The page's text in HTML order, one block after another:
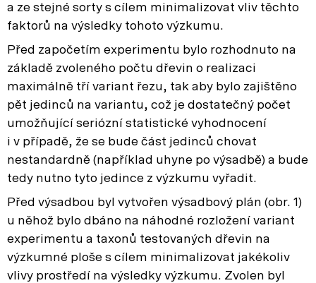
a ze stejné sorty s cílem minimalizovat vliv těchto
faktorů na výsledky tohoto výzkumu.
Před započetím experimentu bylo rozhodnuto na
základě zvoleného počtu dřevin o realizaci
maximálně tří variant řezu, tak aby bylo zajištěno
pět jedinců na variantu, což je dostatečný počet
umožňující seriózní statistické vyhodnocení
i v případě, že se bude část jedinců chovat
nestandardně (například uhyne po výsadbě) a bude
tedy nutno tyto jedince z výzkumu vyřadit.
Před výsadbou byl vytvořen výsadbový plán (obr. 1)
u něhož bylo dbáno na náhodné rozložení variant
experimentu a taxonů testovaných dřevin na
výzkumné ploše s cílem minimalizovat jakékoliv
vlivy prostředí na výsledky výzkumu. Zvolen byl